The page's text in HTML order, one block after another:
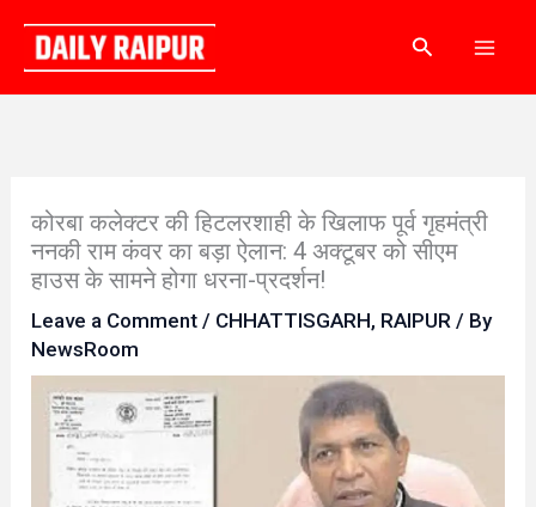
content
Search
कोरबा कलेक्टर की हिटलरशाही के खिलाफ पूर्व गृहमंत्री
ननकी राम कंवर का बड़ा ऐलान: 4 अक्टूबर को सीएम
हाउस के सामने होगा धरना-प्रदर्शन!
Leave a Comment / CHHATTISGARH, RAIPUR / By
NewsRoom